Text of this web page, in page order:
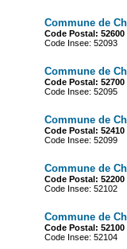
Commune de
Code Postal: 52600
Code Insee: 52093
Commune de
Code Postal: 52700
Code Insee: 52095
Commune de
Code Postal: 52410
Code Insee: 52099
Commune de
Code Postal: 52200
Code Insee: 52102
Commune de
Code Postal: 52100
Code Insee: 52104